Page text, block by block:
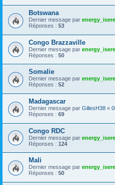
Botswana
Dernier message par energy_isere
Réponses : 53
Congo Brazzaville
Dernier message par energy_isere
Réponses : 50
Somalie
Dernier message par energy_isere
Réponses : 52
Madagascar
Dernier message par GillesH38 «
Réponses : 69
Congo RDC
Dernier message par energy_isere
Réponses : 124
Mali
Dernier message par energy_isere
Réponses : 50